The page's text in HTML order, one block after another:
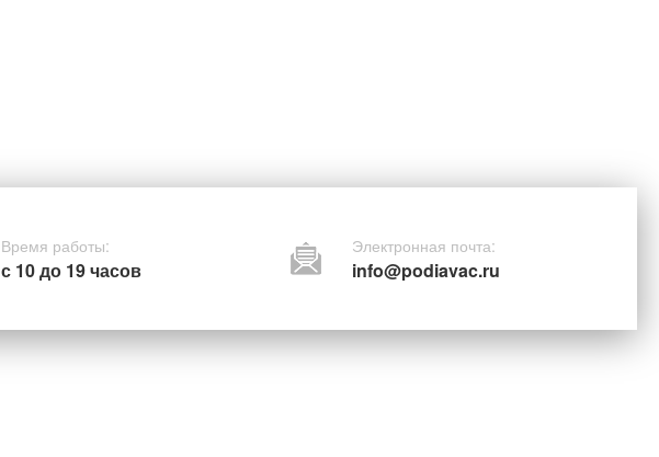
Время работы:
с 10 до 19 часов
Электронная почта:
info@podiavac.ru